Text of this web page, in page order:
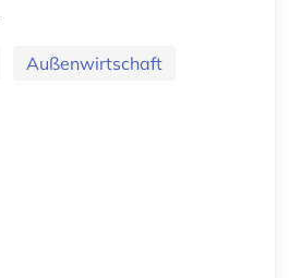
Außenwirtschaft